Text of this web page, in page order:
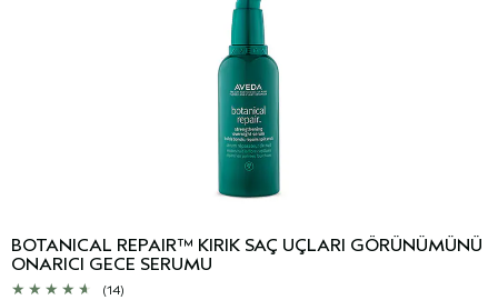
BOTANICAL REPAIR™ KIRIK SAÇ UÇLARI GÖRÜNÜMÜNÜ
ONARICI GECE SERUMU
(14)